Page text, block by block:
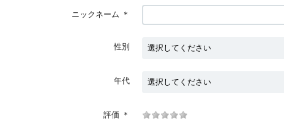
ニックネーム ＊
性別
年代
評価 ＊